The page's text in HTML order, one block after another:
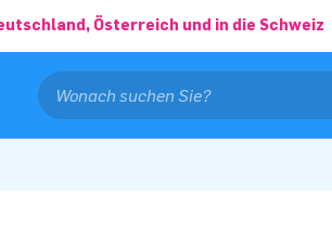
Österreich und in die Schweiz